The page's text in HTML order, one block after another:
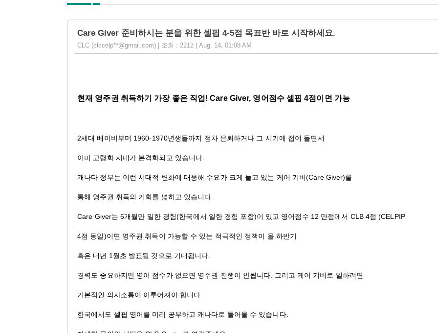
Care Giver 준비하시는 분을 위한 셀핍 4-5점 목표반 바로 시작하세요.
CLC (clccelp**@gmail.com) | 조회 : 2212 | Aug, 14, 01:08 AM
현재 영주권 취득하기 가장 좋은 직업! Care Giver, 영어점수 셀핍 4점이면 가능
2세대 베이비부머 1960-1970년생들까지 점차 은퇴하거나 그 시기에 접어 들면서
이미 고령화 시대가 본격화되고 있습니다.
캐나다 정부는 이런 시대적 변화에 대응해 수요가 크게 늘고 있는 케어 기버(Care Giver)를
통해 영주권 취득의 기회를 넓히고 있습니다.
Care Giver는 6개월만 일한 경험(한국에서 일한 경험 포함)이 있고 영어점수 12 만점에서 CLB 4점 (CELPIP
4점 동일)이면 영주권 취득이 가능할 수 있는 적극적인 정책이 올 하반기
혹은 내년 1월초 발표될 것으로 기대됩니다.
경력도 중요하지만 영어 점수가 없으면 영주권 진행이 안됩니다. 그리고 케어 기버로 일하려면
기본적인 의사소통이 이루어져야 합니다
한국에서도 셀핍 영어를 미리 공부하고 캐나다로 들어올 수 있습니다.